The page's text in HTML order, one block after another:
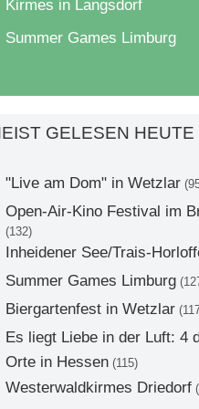
Kirmes in Langsdorf
Summer Games Limburg
GELESEN HEUTE
"Live am Dom" in Wetzlar
Open-Air-Kino Festival im
(132)
Inheidener See/Trais-
Summer Games Limburg
Biergartenfest in Wetzlar
Es liegt Liebe in der Luft: 4
Orte in Hessen (115)
Westerwaldkirmes Driedorf